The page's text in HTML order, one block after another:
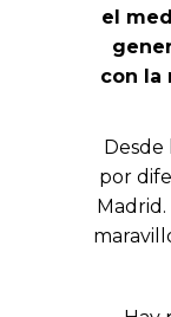
el
con la
Desde
por